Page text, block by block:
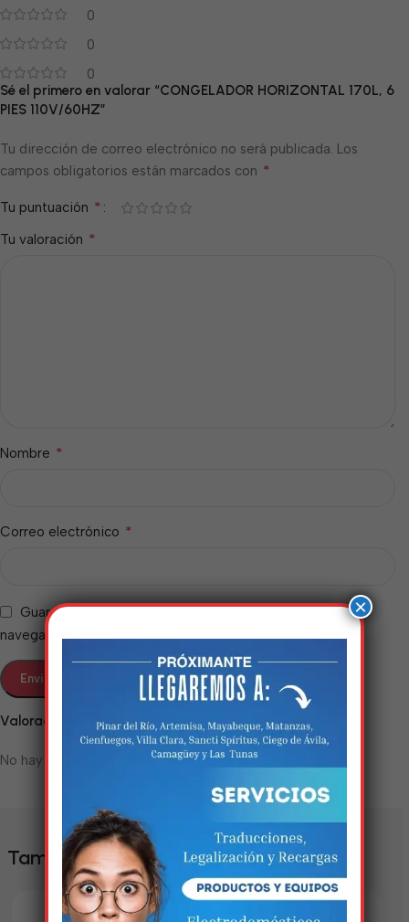
0
0
0
Valoraciones
No hay valoraciones aún.
Sé el primero en valorar “CONGELADOR HORIZONTAL 170L, 6
PIES 110V/60HZ”
Tu dirección de correo electrónico no será publicada. Los
campos obligatorios están marcados con *
Tu puntuación *
Tu valoración *
Nombre *
Correo electrónico *
Guarda mi nombre, correo electrónico y web en este
navegador para la próxima vez que comente.
También te puede interesar
×
Estamos trabalhando
nisso!
Em breve, esta página estará
disponível com novidades
incríveis. Agradecemos pela
paciência e compreensão.